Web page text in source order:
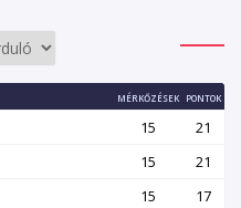
MÉRKŐZÉSEK PONTOK
15
21
15
21
15
17